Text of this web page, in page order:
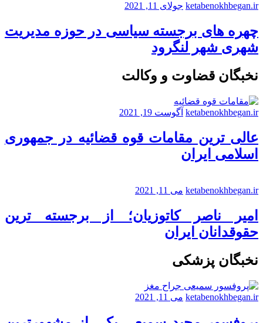
ketabenokhbegan.ir جولای 11, 2021
چهره های برجسته سیاسی در حوزه مدیریت
شهری شهر لنگرود
نخبگان قضاوت و وکالت
ketabenokhbegan.ir آگوست 19, 2021
عالی ترین مقامات قوه قضائیه در جمهوری
اسلامی ایران
ketabenokhbegan.ir می 11, 2021
امیر ناصر کاتوزیان؛ از برجسته ترین
حقوقدانان ایران
نخبگان پزشکی
ketabenokhbegan.ir می 11, 2021